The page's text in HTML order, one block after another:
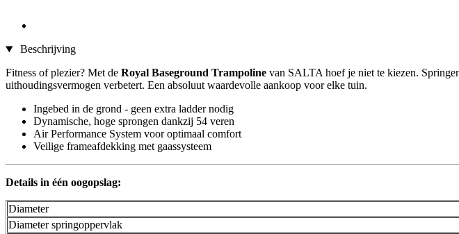
Beschrijving
Fitness of plezier? Met de Royal Baseground Trampoline van SALTA hoef je niet te kiezen.
uithoudingsvermogen verbetert. Een absoluut waardevolle aankoop voor elke tuin.
Ingebed in de grond - geen extra ladder nodig
Dynamische, hoge sprongen dankzij 54 veren
Air Performance System voor optimaal comfort
Veilige frameafdekking met gaassysteem
Details in één oogopslag:
Diameter
Diameter springoppervlak